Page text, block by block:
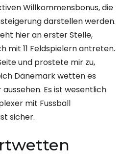
Willkommensbonus, die
darstellen werden.
hier an erster Stelle,
mit 11 Feldspielern antreten.
und prostete mir zu,
Dänemark wetten es
Es ist wesentlich
mit Fussball
sicher.